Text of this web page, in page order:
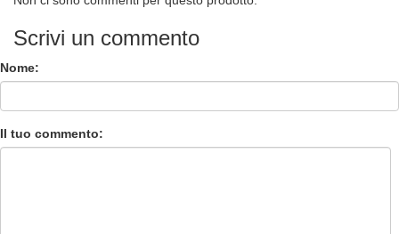
Scrivi un commento
Nome:
Il tuo commento: